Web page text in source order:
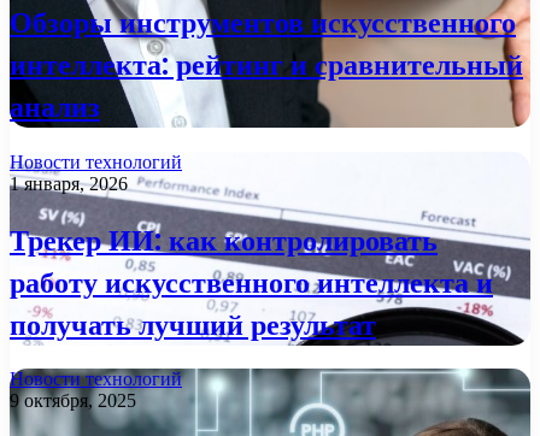
Обзоры инструментов искусственного
интеллекта: рейтинг и сравнительный
анализ
Новости технологий
1 января, 2026
Трекер ИИ: как контролировать
работу искусственного интеллекта и
получать лучший результат
Новости технологий
9 октября, 2025